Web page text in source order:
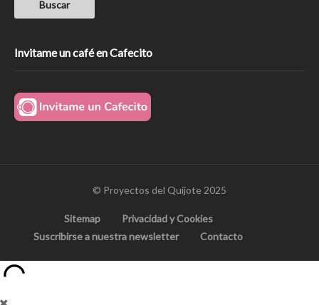
Invitame un café en Cafecito
© Proyectos del Quijote 2025
Sitemap
Privacidad y Cookies
Suscribirse a nuestra newsletter
Contacto